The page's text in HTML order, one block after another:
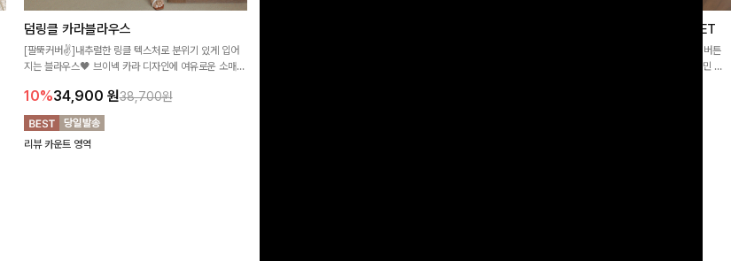
덤링클 카라블라우스
[팔뚝커버✌]내추럴한 링클 텍스처로 분위기 있게 입어
지는 블라우스🖤 브이넥 카라 디자인에 여유로운 소매핏
10%34,900 원38,700원
리뷰 카운트 영역
제딧레이어드 블라우스+플레어팬츠SET
[완성도높은💗]레이어드한 듯 자연스러운 나시와 버튼
원피스가 함께 구성된 세트 아이템입니다. 코디 고민 없